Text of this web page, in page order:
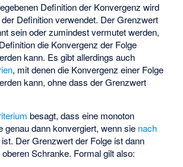
Definition der Konvergenz wird
der Definition verwendet. Der Grenzwert
sein oder zumindest vermutet werden,
die Konvergenz der Folge
kann. Es gibt allerdings auch
, mit denen die Konvergenz einer Folge
kann, ohne dass der Grenzwert
besagt, dass eine monoton
genau dann konvergiert, wenn sie nach
ist. Der Grenzwert der Folge ist dann
Schranke. Formal gilt also: